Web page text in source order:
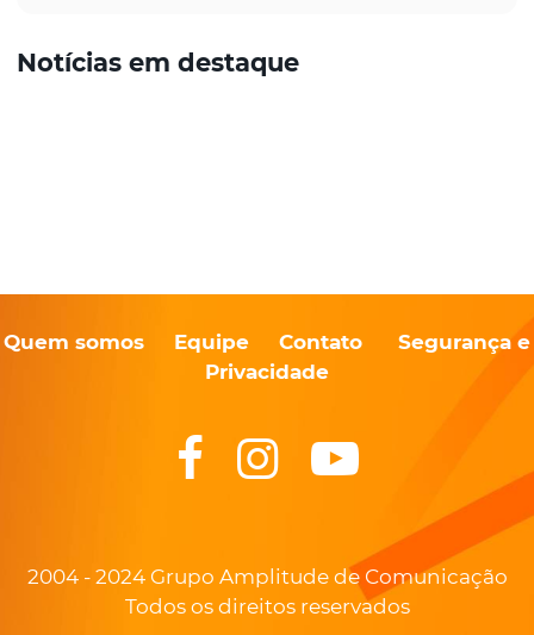
Notícias em destaque
Quem somos Equipe Contato
Segurança e
Privacidade
2004 - 2024 Grupo Amplitude de Comunicação
Todos os direitos reservados